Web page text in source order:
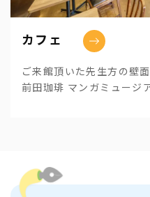
カフェ
ご来館頂いた先生方の壁
前田珈琲 マンガミュージ